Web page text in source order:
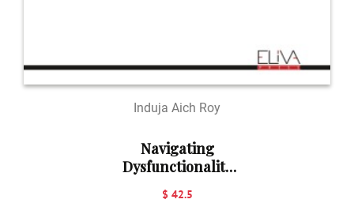
Induja Aich Roy
Navigating
Dysfunctionality
in Family
$ 42.5